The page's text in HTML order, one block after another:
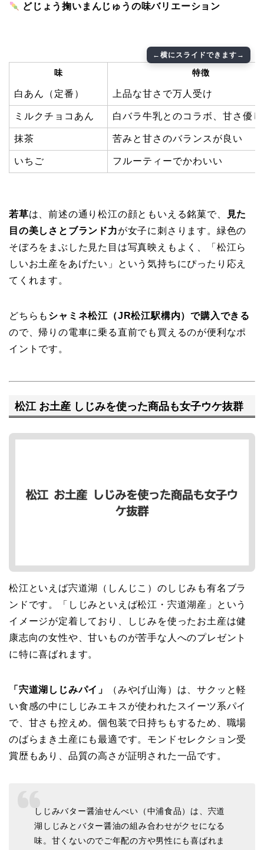
どじょう掬いまんじゅうの味バリエーション
味 特徴
白あん（定番） 上品な甘さで万人受け
ミルクチョコあん 白バラ牛乳とのコラボ、甘さ優
抹茶 苦みと甘さのバランスが良い
いちご フルーティーでかわいい
若草は、前述の通り松江の顔ともいえる銘菓で、
見た
目の美しさとブランド力が女子に刺さります。緑色の
そぼろをまぶした見た目は写真映えもよく、「松江ら
しいお土産をあげたい」という気持ちにぴったり応え
てくれます。
どちらも シャミネ松江（JR松江駅構内）で購入できる
ので、帰りの電車に乗る直前でも買えるのが便利なポ
イントです。
松江 お土産 しじみを使った商品も女子ウケ抜群
松江といえば宍道湖（しんじこ）のしじみも有名ブラ
ンドです。「しじみといえば松江・宍道湖産」という
イメージが定着しており、しじみを使ったお土産は健
康志向の女性や、甘いものが苦手な人へのプレゼント
に特に喜ばれます。
「宍道湖しじみパイ」
（みやげ山海）は、サクッと軽
い食感の中にしじみエキスが使われたスイーツ系パイ
で、甘さも控えめ。個包装で日持ちもするため、職場
のばらまき土産にも最適です。モンドセレクション受
賞歴もあり、品質の高さが証明された一品です。
しじみバター醤油せんべい（中浦食品）は、宍道
湖しじみとバター醤油の組み合わせがクセになる
味。甘くないのでご年配の方や男性にも喜ばれま